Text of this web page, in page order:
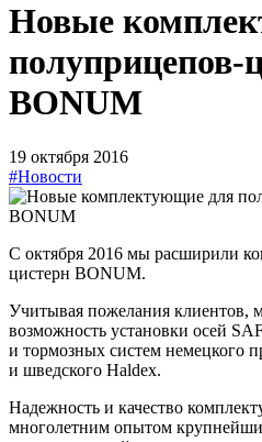
Новые
полуприцепов-
BONUM
19 октября 2016
#Новости
С октября 2016 мы расширили
цистерн BONUM.
Учитывая пожелания клиентов,
возможность установки осей
и тормозных систем немецкого
и шведского Haldex.
Надежность и качество
многолетним опытом